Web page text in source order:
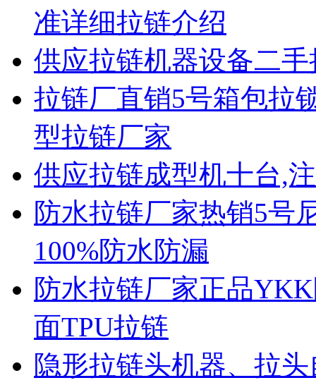
准详细拉链介绍
供应拉链机器设备二
拉链厂直销5号箱包拉
型拉链厂家
供应拉链成型机十台,
防水拉链厂家热销5号
100%防水防漏
防水拉链厂家正品
面TPU拉链
隐形拉链头机器、拉